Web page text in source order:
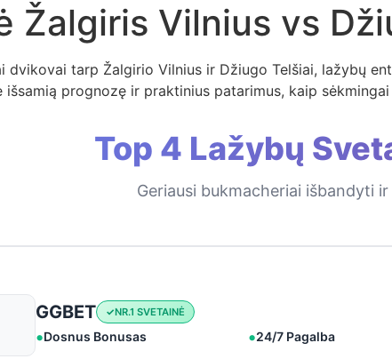
Žalgiris Vilnius vs
dvikovai tarp Žalgirio Vilnius ir Džiugo Telšiai, lažybų
išsamią prognozę ir praktinius patarimus, kaip
Top 4 Lažybų
Geriausi bukmacheriai išbandyti
GGBET NR.1 SVETAINĖ
Dosnus Bonusas 24/7 Pagalba